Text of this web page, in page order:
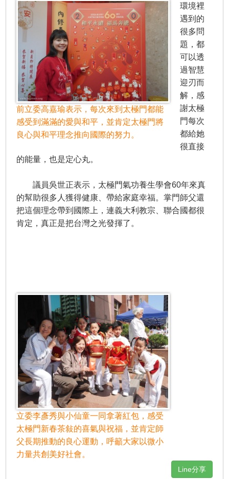
前立委高嘉瑜表示，每次來到太極門都能
感受到滿滿的愛與和平，並肯定太極門將
良心與和平理念推向國際的努力。
環境裡
遇到的
很多問
題，都
可以透
過智慧
迎刃而
解，感
謝太極
門每次
都給她
很直接
的能量，也是定心丸。
議員吳世正表示，太極門氣功養生學會60年來真
的幫助很多人獲得健康、帶給家庭幸福。掌門師父還
把這個理念帶到國際上，連義大利教宗、聯合國都很
肯定，真正是把台灣之光發揮了。
立委李彥秀與小仙童一同拿著紅包，感受
太極門新春茶敍的喜氣與祝福，並肯定師
父長期推動的良心運動，呼籲大家以微小
力量共創美好社會。
Line分享